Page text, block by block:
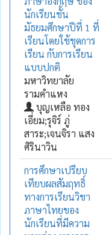
นักเรียนชั้น
มัธยมศึกษาปีที่ 1 ที่
เรียนโดยใช้ชุดการ
เรียน กับการเรียน
แบบปกติ
มหาวิทยาลัย
รามคำแหง
บุญเหลือ ทอง
เอี่ยม;รุจิร์ ภู่
สาระ;เจนจิรา แสง
ศิรินาวิน
การศึกษาเปรียบ
เทียบผลสัมฤทธิ์
ทางการเรียนวิชา
ภาษาไทยของ
นักเรียนที่มีความ